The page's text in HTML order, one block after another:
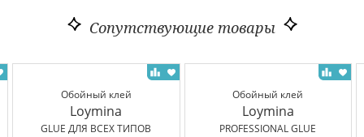
Сопутствующие товары
Обойный клей
Loymina
GLUE ДЛЯ ВСЕХ ТИПОВ
Обойный клей
Loymina
PROFESSIONAL GLUE